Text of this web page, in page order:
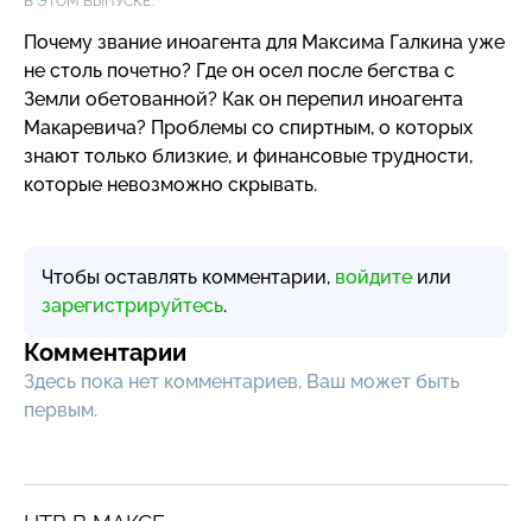
Почему звание иноагента для Максима Галкина уже
не столь почетно? Где он осел после бегства с
Земли обетованной? Как он перепил иноагента
Макаревича? Проблемы со спиртным, о которых
знают только близкие, и финансовые трудности,
которые невозможно скрывать.
Чтобы оставлять комментарии, войдите или
зарегистрируйтесь.
Комментарии
Здесь пока нет комментариев, Ваш может быть
первым.